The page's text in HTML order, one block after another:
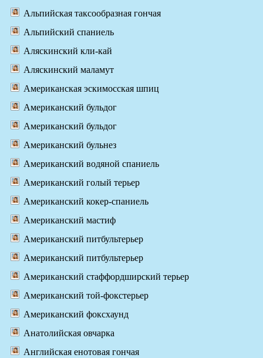
Альпийская таксообразная гончая
Альпийский спаниель
Аляскинский кли-кай
Аляскинский маламут
Американская эскимосская шпиц
Американский бульдог
Американский бульдог
Американский бульнез
Американский водяной спаниель
Американский голый терьер
Американский кокер-спаниель
Американский мастиф
Американский питбультерьер
Американский питбультерьер
Американский стаффордширский терьер
Американский той-фокстерьер
Американский фоксхаунд
Анатолийская овчарка
Английская енотовая гончая